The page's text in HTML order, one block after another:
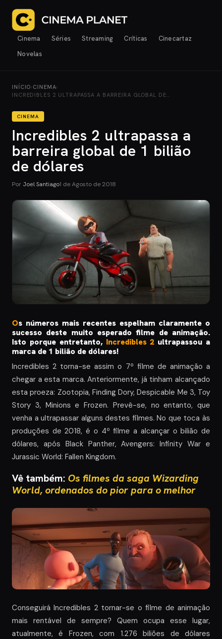
Cinema Séries Streaming Críticas
Cinecartaz
Novelas
INÍCIO› CINEMA›
INCREDIBLES 2 ULTRAPASSA A BARREIRA GLOBAL DE…
CINEMA
Incredibles 2 ultrapassa a
barreira global de 1 bilião
de dólares
Por Joel Santiago1 de Agosto de 2018
Os números mais recentes espelham claramente o
sucesso deste muito esperado filme de animação.
Isto porque entretanto, Incredibles 2 ultrapassou a
marca de 1 bilião de dólares!
Incredibles 2 torna-se assim o 7º filme de animação a
chegar a esta marca. Anteriormente, já tinham alcançado
esta proeza: Zootopia, Finding Dory, Despicable Me 3, Toy
Story 3, Minions e Frozen. Prevê-se, no entanto, que
venha a ultrapassar alguns destes filmes. No que toca às
produções de 2018, é o 4º filme a alcançar o bilião de
dólares, após Black Panther, Avengers: Infinity War e
Jurassic World: Fallen Kingdom.
Vê também: Os filmes da saga Wizarding
World, ordenados do pior para o melhor
Conseguirá Incredibles 2 tornar-se o filme de animação
mais rentável de sempre? Quem ocupa esse lugar,
atualmente, é Frozen, com 1.276 biliões de dólares